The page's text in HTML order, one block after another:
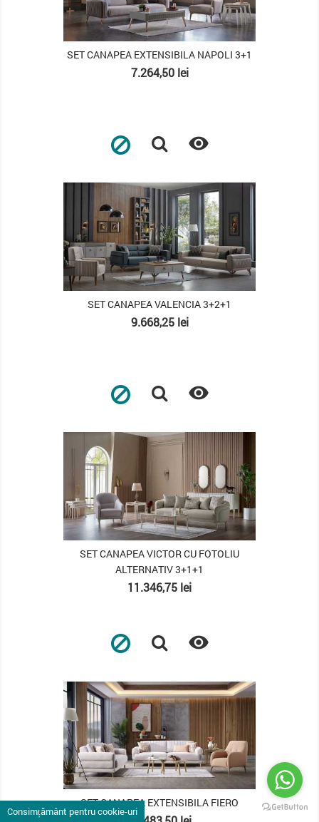
SET CANAPEA EXTENSIBILA NAPOLI 3+1
Pret
7.264,50 lei

SET CANAPEA VALENCIA 3+2+1
Pret
9.668,25 lei

SET CANAPEA VICTOR CU FOTOLIU
ALTERNATIV 3+1+1
Pret
11.346,75 lei

SET CANAPEA EXTENSIBILA FIERO
Pret
Consimțământ pentru cookie-uri